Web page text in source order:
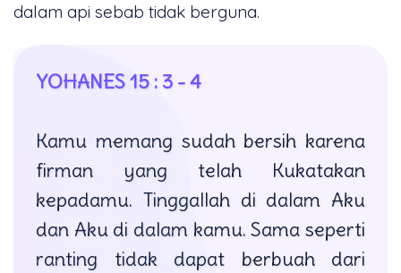
dalam api sebab tidak berguna.
YOHANES 15 : 3 - 4
Kamu memang sudah bersih karena
firman yang telah Kukatakan
kepadamu. Tinggallah di dalam Aku
dan Aku di dalam kamu. Sama seperti
ranting tidak dapat berbuah dari